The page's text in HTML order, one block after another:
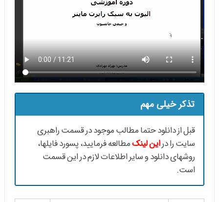
تذکر خیلی مهم
قبل از دانلود حتما مطالب موجود در قسمت راهبری
سایت را دراین لینکمطالعه فرمایید، پسورد فایلها،
روشهای دانلود و سایر اطلاعات لازم در این قسمت
است.